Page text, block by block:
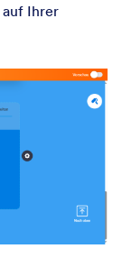
auf Ihrer